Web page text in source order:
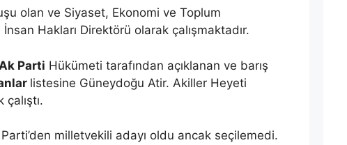
olan ve Siyaset, Ekonomi ve Toplum
İnsan Hakları Direktörü olarak çalışmaktadır.
Ak Parti Hükümeti tarafından açıklanan ve barış
listesine Güneydoğu Atir. Akiller Heyeti
Parti’den milletvekili adayı oldu ancak seçilemedi.